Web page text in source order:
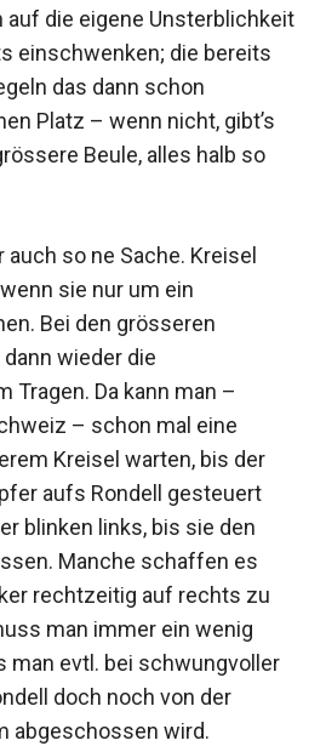
auf die eigene Unsterblichkeit
einschwenken; die bereits
das dann schon
Platz – wenn nicht, gibt’s
Beule, alles halb so
so ne Sache. Kreisel
sie nur um ein
Bei den grösseren
wieder die
Tragen. Da kann man –
– schon mal eine
Kreisel warten, bis der
aufs Rondell gesteuert
blinken links, bis sie den
Manche schaffen es
rechtzeitig auf rechts zu
man immer ein wenig
man evtl. bei schwungvoller
doch noch von der
abgeschossen wird.